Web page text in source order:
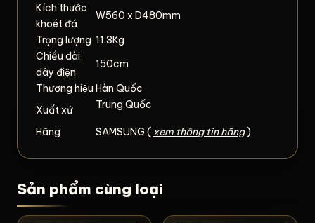
Kích thước
khoét đá
W560 x D480mm
Trọng lượng 11.3Kg
Chiều dài
dây điện
150cm
Thương hiệu Hàn Quốc
Xuất xứ
Trung Quốc
Hãng SAMSUNG (xem thông tin hãng)
Sản phẩm cùng loại